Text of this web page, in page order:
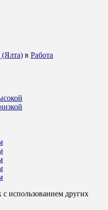
(Ялта) в Работа
с использованием других